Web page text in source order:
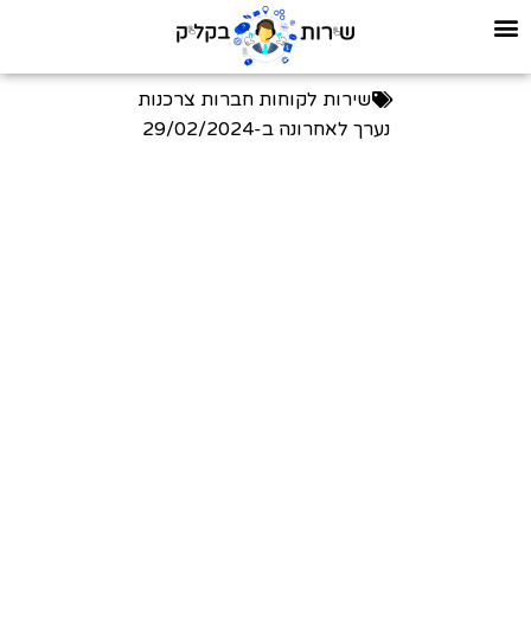
שירות לקוחות חברות צרכנות
נערך לאחרונה ב-29/02/2024